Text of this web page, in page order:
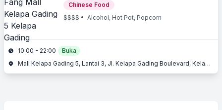
Chinese Food
$$$$ • Alcohol, Hot Pot, Popcorn
10:00 - 22:00
Buka
Mall Kelapa Gading 5, Lantai 3, Jl. Kelapa Gading Boulevard, Kelapa Gading, Jakarta Utara, Jakarta